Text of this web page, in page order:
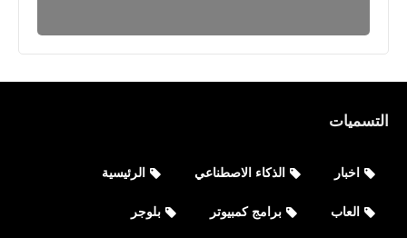
التسميات
اخبار الذكاء الاصطناعي الرئيسية
العاب برامج كمبيوتر بلوجر